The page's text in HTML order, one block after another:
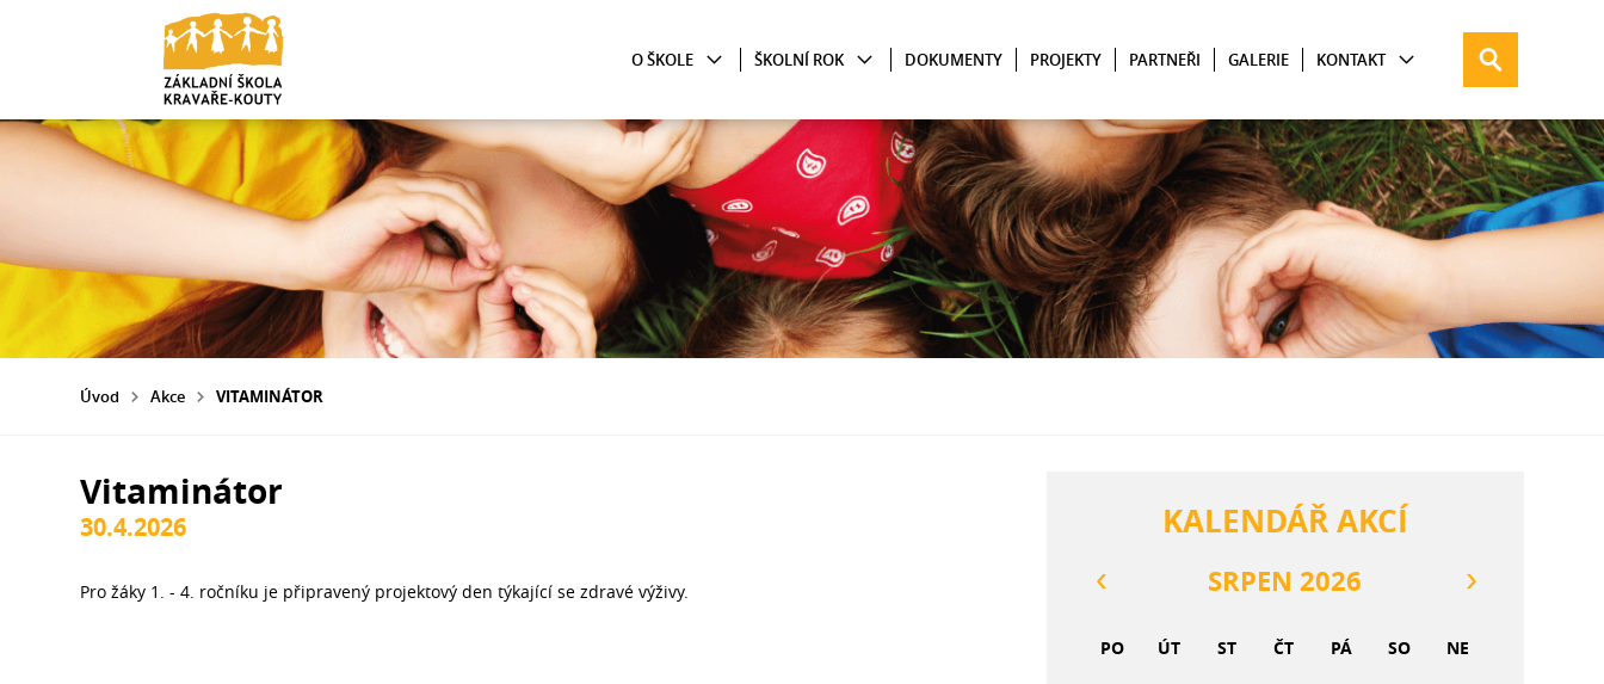
O ŠKOLE ŠKOLNÍ ROK DOKUMENTY PROJEKTY PARTNEŘI GALERIE KONTAKT
Úvod Akce VITAMINÁTOR
Vitaminátor
30.4.2026
Pro žáky 1. - 4. ročníku je připravený projektový den týkající se zdravé výživy.
KALENDÁŘ AKCÍ
SRPEN 2026
PO ÚT ST ČT PÁ SO NE